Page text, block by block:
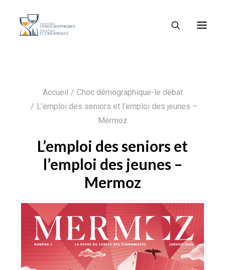
Accueil
Choc démographique-le débat
L’emploi des seniors et l’emploi des jeunes –
Mermoz
L’emploi des seniors et
l’emploi des jeunes –
Mermoz